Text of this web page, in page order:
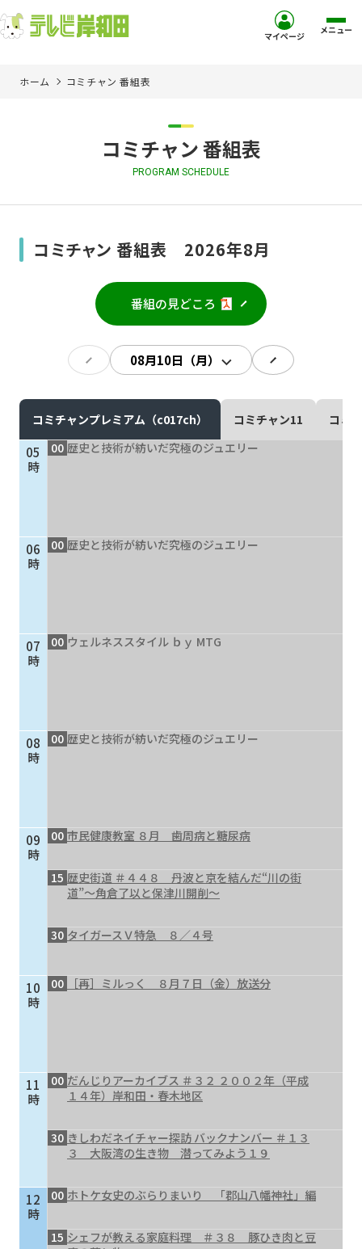
ご加入を検討中の方
現在ご利用中の方
ご加入お申し込み・資
個人情報保護に関する基
本方針
サイトマップ
マイページ メニュー
ホーム コミチャン 番組表
コミチャン 番組表
PROGRAM SCHEDULE
コミチャン 番組表 2026年8月
番組の見どころ
コミチャンプレミアム（c017ch） コミチャン11 コミ
05
時
06
時
07
時
08
時
09
時
10
時
11
時
12
時
00 歴史と技術が紡いだ究極のジュエリー
00 歴史と技術が紡いだ究極のジュエリー
00 ウェルネススタイル ｂｙ MTG
00 歴史と技術が紡いだ究極のジュエリー
00 市民健康教室 ８月 歯周病と糖尿病
15 歴史街道 ＃４４８ 丹波と京を結んだ“川の街
道”～角倉了以と保津川開削～
30 タイガースＶ特急 ８／４号
00 ［再］ミルっく ８月７日（金）放送分
00 だんじりアーカイブス ＃３２ ２００２年（平成
１４年）岸和田・春木地区
30 きしわだネイチャー探訪 バックナンバー ＃１３
３ 大阪湾の生き物 潜ってみよう１９
00 ホトケ女史のぶらりまいり 「郡山八幡神社」編
15 シェフが教える家庭料理 ＃３８ 豚ひき肉と豆